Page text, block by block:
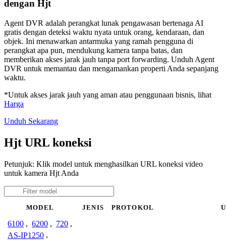
dengan Hjt
Agent DVR adalah perangkat lunak pengawasan bertenaga AI
gratis dengan deteksi waktu nyata untuk orang, kendaraan, dan
objek. Ini menawarkan antarmuka yang ramah pengguna di
perangkat apa pun, mendukung kamera tanpa batas, dan
memberikan akses jarak jauh tanpa port forwarding. Unduh Agent
DVR untuk memantau dan mengamankan properti Anda sepanjang
waktu.
*Untuk akses jarak jauh yang aman atau penggunaan bisnis, lihat
Harga
Unduh Sekarang
Hjt URL koneksi
Petunjuk: Klik model untuk menghasilkan URL koneksi video
untuk kamera Hjt Anda
MODEL JENIS PROTOKOL
6100 , 6200 , 720 ,
AS-IP1250 ,